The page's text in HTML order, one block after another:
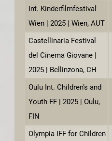
Int. Kinderfilmfestival
Wien | 2025 | Wien, AUT
Castellinaria Festival
del Cinema Giovane |
2025 | Bellinzona, CH
Oulu Int. Children’s and
Youth FF | 2025 | Oulu,
FIN
Olympia IFF for Children